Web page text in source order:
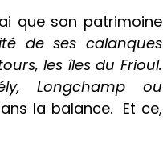
que son patrimoine
de ses calanques
les îles du Frioul.
Longchamp ou
la balance. Et ce,